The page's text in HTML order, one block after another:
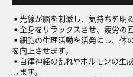
▪️光線が脳を刺激し、気持ちを明
▪️全身をリラックスさせ、疲労の
▪️細胞の生理活動を活発にし、体
を向上させます。
▪️自律神経の乱れやホルモンの生
します。